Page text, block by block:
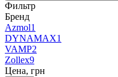
Фильтр
Бренд
Azmol1
DYNAMAX1
VAMP2
Zollex9
Цена, грн